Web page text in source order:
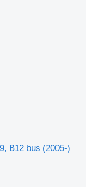
B12 bus (2005-)